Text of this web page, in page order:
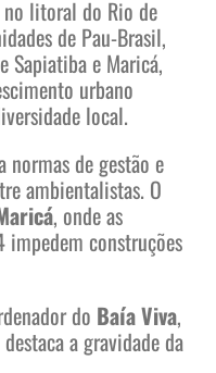
no litoral do Rio de
de Pau-Brasil,
Sapiatiba e Maricá,
urbano
local.
de gestão e
ambientalistas. O
, onde as
impedem construções
do Baía Viva,
a gravidade da